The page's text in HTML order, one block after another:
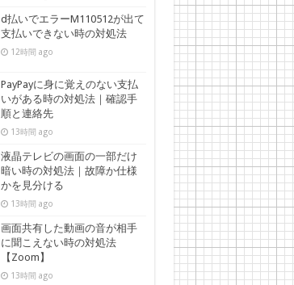
d払いでエラーM110512が出て
支払いできない時の対処法
12時間 ago
PayPayに身に覚えのない支払
いがある時の対処法｜確認手
順と連絡先
13時間 ago
液晶テレビの画面の一部だけ
暗い時の対処法｜故障か仕様
かを見分ける
13時間 ago
画面共有した動画の音が相手
に聞こえない時の対処法
【Zoom】
13時間 ago